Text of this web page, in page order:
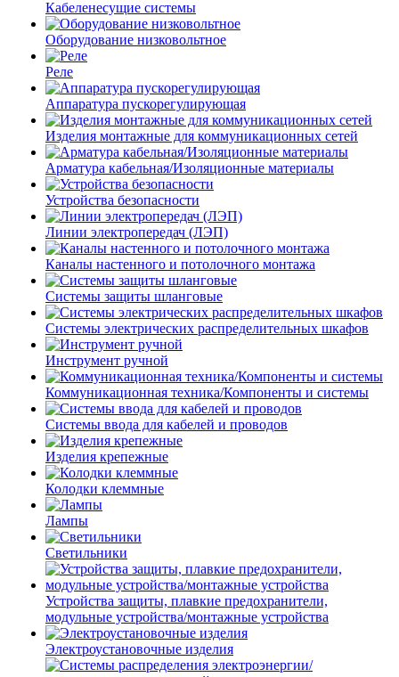
Кабеленесущие системы
Оборудование низковольтное
Реле
Аппаратура пускорегулирующая
Изделия монтажные для коммуникационных сетей
Арматура кабельная/Изоляционные материалы
Устройства безопасности
Линии электропередач (ЛЭП)
Каналы настенного и потолочного монтажа
Системы защиты шланговые
Системы электрических распределительных шкафов
Инструмент ручной
Коммуникационная техника/Компоненты и системы
Системы ввода для кабелей и проводов
Изделия крепежные
Колодки клеммные
Лампы
Светильники
Устройства защиты, плавкие предохранители,
модульные устройства/монтажные устройства
Электроустановочные изделия